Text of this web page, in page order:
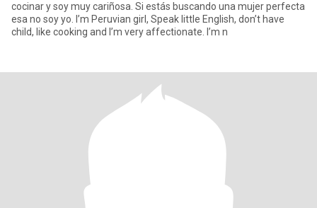
cocinar y soy muy cariñosa. Si estás buscando una mujer perfecta
esa no soy yo. I’m Peruvian girl, Speak little English, don’t have
child, like cooking and I’m very affectionate. I’m n